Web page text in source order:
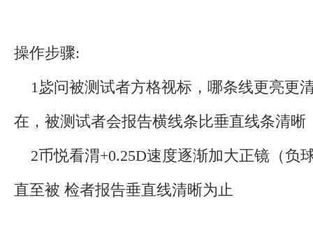
操作步骤:
1毖问被测试者方格视标，哪条线更亮更
在，被测试者会报告横线条比垂直线条清晰
2币悦看渭+0.25D速度逐渐加大正镜（负
直至被 检者报告垂直线清晰为止